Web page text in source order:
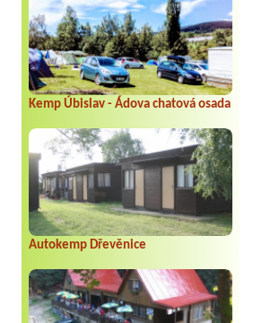
Kemp Úbislav - Ádova chatová osada
Autokemp Dřevěnice